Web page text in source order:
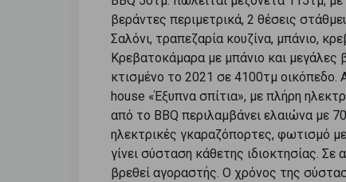
βεράντες περιμετρικά, 2 θέσεις
Σαλόνι, τραπεζαρία κουζίνα, μπάνιο,
Κρεβατοκάμαρα με μπάνιο και μεγάλες
κτισμένο το 2021 σε 4100τμ οικόπεδο.
house «Έξυπνα σπίτια», με πλήρη
από το BBQ περιλαμβάνει ελαιώνα με
ηλεκτρικές γκαραζόπορτες, φωτισμό
γίνει σύσταση κάθετης ιδιοκτησίας.
βρεθεί αγοραστής. Ο χρόνος της